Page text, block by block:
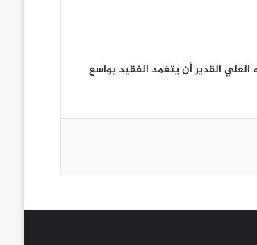
القدير أن يتغمد الفقيد بواسع